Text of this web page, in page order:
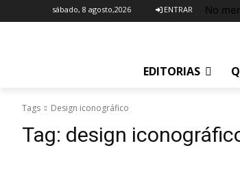
sábado, 8 agosto,2026 ENTRAR No
EDITORIAS
Tags Design iconográfico
Tag: design